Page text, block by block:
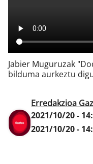
Klisk
Jabier Muguruzak
bilduma aurkeztu
Erredakzioa
2021/10/20 -
2021/10/20 -